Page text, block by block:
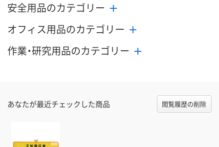
安全用品のカテゴリー
オフィス用品のカテゴリー
作業・研究用品のカテゴリー
あなたが最近チェックした商品 閲覧履歴の削除